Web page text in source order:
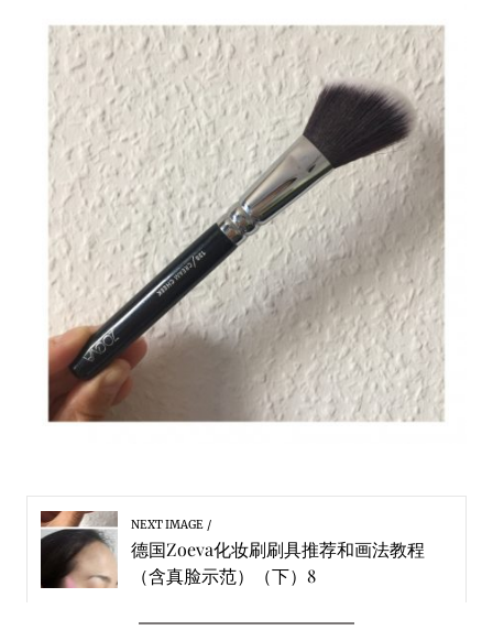
NEXT IMAGE
德国Zoeva化妆刷刷具推荐和画法教程
（含真脸示范）（下）8